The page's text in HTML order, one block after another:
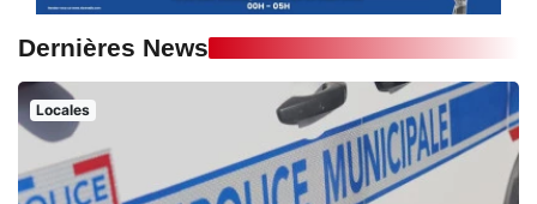
Dernières News
Locales